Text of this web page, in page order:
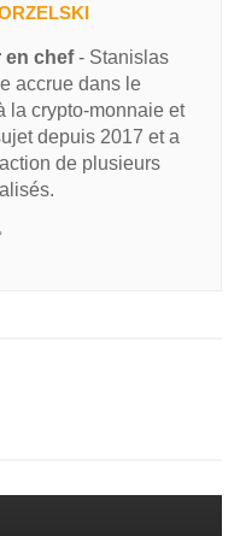
en chef- Stanislas
accrue dans le
la crypto-monnaie et
depuis 2017 et a
de plusieurs